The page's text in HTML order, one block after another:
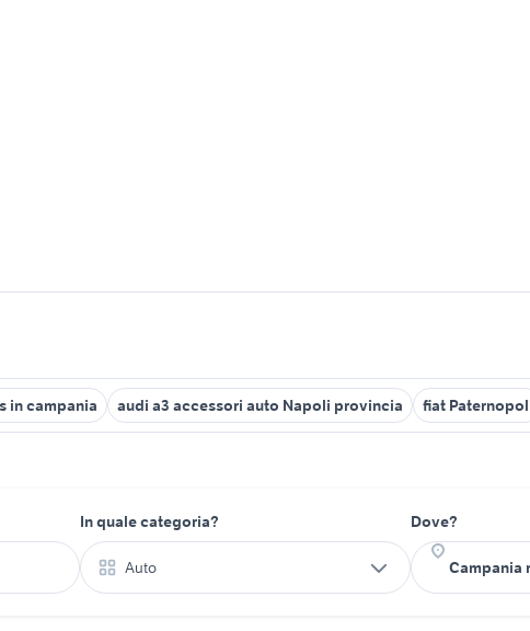
in campania audi a3 accessori auto Napoli provincia fiat
In quale categoria?
Auto
Dove?